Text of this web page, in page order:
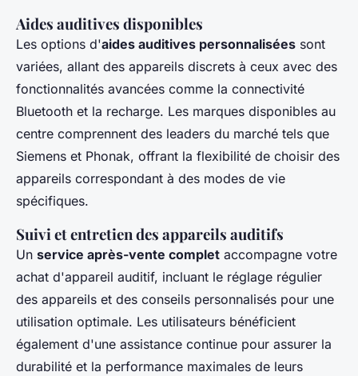
Aides auditives disponibles
Les options d'aides auditives personnalisées sont
variées, allant des appareils discrets à ceux avec des
fonctionnalités avancées comme la connectivité
Bluetooth et la recharge. Les marques disponibles au
centre comprennent des leaders du marché tels que
Siemens et Phonak, offrant la flexibilité de choisir des
appareils correspondant à des modes de vie
spécifiques.
Suivi et entretien des appareils auditifs
Un service après-vente complet accompagne votre
achat d'appareil auditif, incluant le réglage régulier
des appareils et des conseils personnalisés pour une
utilisation optimale. Les utilisateurs bénéficient
également d'une assistance continue pour assurer la
durabilité et la performance maximales de leurs